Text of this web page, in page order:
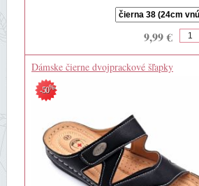
9,99 €
Dámske čierne dvojprackové šľapky
-50%